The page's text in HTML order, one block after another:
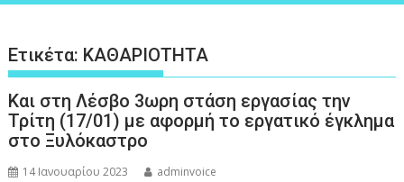
Ετικέτα: ΚΑΘΑΡΙΟΤΗΤΑ
Και στη Λέσβο 3ωρη στάση εργασίας την
Τρίτη (17/01) με αφορμή το εργατικό έγκλημα
στο Ξυλόκαστρο
14 Ιανουαρίου 2023 adminvoice